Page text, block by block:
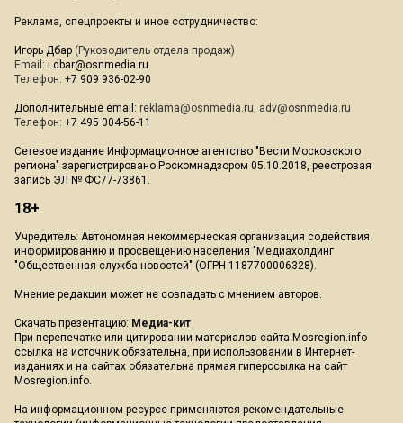
Реклама, спецпроекты и иное сотрудничество:
Игорь Дбар (Руководитель отдела продаж)
Email: i.dbar@osnmedia.ru
Телефон: +7 909 936-02-90
Дополнительные email: reklama@osnmedia.ru, adv@osnmedia.ru
Телефон: +7 495 004-56-11
Сетевое издание Информационное агентство "Вести Московского
региона" зарегистрировано Роскомнадзором 05.10.2018, реестровая
запись ЭЛ № ФС77-73861.
18+
Учредитель: Автономная некоммерческая организация содействия
информированию и просвещению населения "Медиахолдинг
"Общественная служба новостей" (ОГРН 1187700006328).
Мнение редакции может не совпадать с мнением авторов.
Скачать презентацию: Медиа-кит
При перепечатке или цитировании материалов сайта Mosregion.info
ссылка на источник обязательна, при использовании в Интернет-
изданиях и на сайтах обязательна прямая гиперссылка на сайт
Mosregion.info.
На информационном ресурсе применяются рекомендательные